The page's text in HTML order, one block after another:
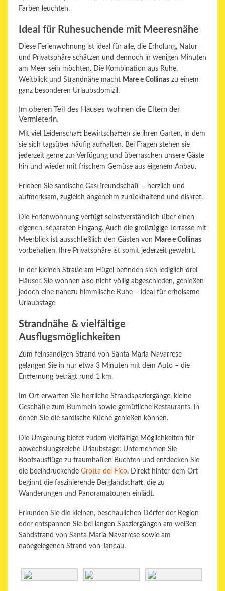
Farben leuchten.
Ideal für Ruhesuchende mit Meeresnähe
Diese Ferienwohnung ist ideal für alle, die Erholung, Natur
und Privatsphäre schätzen und dennoch in wenigen Minuten
am Meer sein möchten. Die Kombination aus Ruhe,
Weitblick und Strandnähe macht Mare e Collinas zu einem
ganz besonderen Urlaubsdomizil.
Im oberen Teil des Hauses wohnen die Eltern der
Vermieterin.
Mit viel Leidenschaft bewirtschaften sie ihren Garten, in dem
sie sich tagsüber häufig aufhalten. Bei Fragen stehen sie
jederzeit gerne zur Verfügung und überraschen unsere Gäste
hin und wieder mit frischem Gemüse aus eigenem Anbau.
Erleben Sie sardische Gastfreundschaft – herzlich und
aufmerksam, zugleich angenehm zurückhaltend und diskret.
Die Ferienwohnung verfügt selbstverständlich über einen
eigenen, separaten Eingang. Auch die großzügige Terrasse mit
Meerblick ist ausschließlich den Gästen von Mare e Collinas
vorbehalten. Ihre Privatsphäre ist somit jederzeit gewahrt.
In der kleinen Straße am Hügel befinden sich lediglich drei
Häuser. Sie wohnen also nicht völlig abgeschieden, genießen
jedoch eine nahezu himmlische Ruhe – ideal für erholsame
Urlaubstage
Strandnähe & vielfältige
Ausflugsmöglichkeiten
Zum feinsandigen Strand von Santa Maria Navarrese
gelangen Sie in nur etwa 3 Minuten mit dem Auto – die
Entfernung beträgt rund 1 km.
Im Ort erwarten Sie herrliche Strandspaziergänge, kleine
Geschäfte zum Bummeln sowie gemütliche Restaurants, in
denen Sie die sardische Küche genießen können.
Die Umgebung bietet zudem vielfältige Möglichkeiten für
abwechslungsreiche Urlaubstage: Unternehmen Sie
Bootsausflüge zu traumhaften Buchten und entdecken Sie
die beeindruckende Grotta del Fico. Direkt hinter dem Ort
beginnt die faszinierende Berglandschaft, die zu
Wanderungen und Panoramatouren einlädt.
Erkunden Sie die kleinen, beschaulichen Dörfer der Region
oder entspannen Sie bei langen Spaziergängen am weißen
Sandstrand von Santa Maria Navarrese sowie am
nahegelegenen Strand von
Tancau.